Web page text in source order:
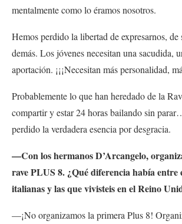
mentalmente como lo éramos nosotros.
Hemos perdido la libertad de expresarnos, de
demás. Los jóvenes necesitan una sacudida,
aportación. ¡¡¡Necesitan más personalidad,
Probablemente lo que han heredado de la
compartir y estar 24 horas bailando sin
perdido la verdadera esencia por desgracia.
—Con los hermanos D’Arcangelo,
rave PLUS 8. ¿Qué diferencia había entre
italianas y las que vivisteis en el Reino
—¡No organizamos la primera Plus 8!